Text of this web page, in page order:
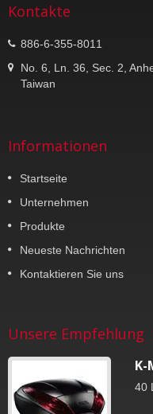
Kontakte
886-6-355-8011
No. 6, Ln. 36, Sec. 2,
Taiwan
Informationen
Startseite
Unternehmen
Produkte
Neueste Nachrichten
Kontaktieren Sie uns
Unsere Empfehlung
K-
40